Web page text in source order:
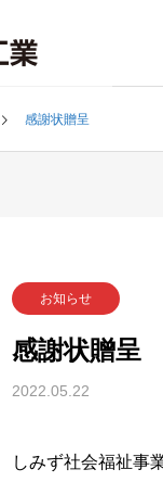
感謝状贈呈
お知らせ
感謝状贈呈
2022.05.22
しみず社会福祉事